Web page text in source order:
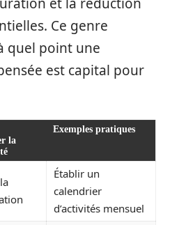
et la réduction
Ce genre
quel point une
est capital pour
la
Exemples pratiques
Établir un
calendrier
d’activités mensuel